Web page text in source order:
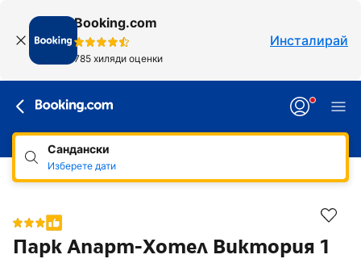
Booking.com
785 хиляди оценки
Инсталирай
Сандански
Изберете дати
Парк Апарт-Хотел Виктория 1